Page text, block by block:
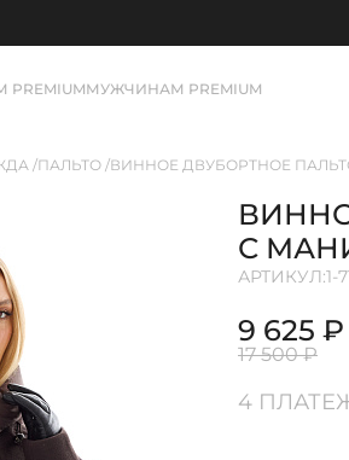
МУЖЧИНАМ PREMIUM
ПАЛЬТО ВИННОЕ ДВУБОРТНОЕ
С
АРТИКУЛ:1-
9 625 ₽
17 500 ₽
4